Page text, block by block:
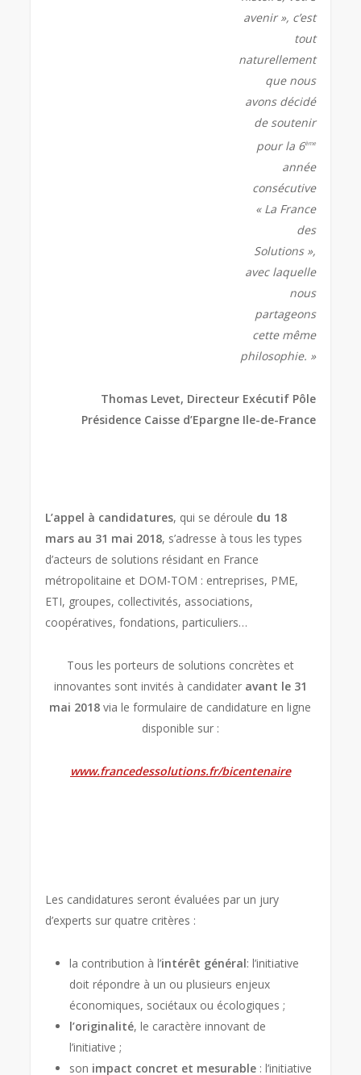
avenir », c’est
tout
naturellement
que nous
avons décidé
de soutenir
pour la 6ème
année
consécutive
« La France
des
Solutions »,
avec laquelle
nous
partageons
cette même
philosophie. »
Thomas Levet, Directeur Exécutif Pôle
Présidence Caisse d’Epargne Ile-de-France
L’appel à candidatures, qui se déroule du 18
mars au 31 mai 2018, s’adresse à tous les types
d’acteurs de solutions résidant en France
métropolitaine et DOM-TOM : entreprises, PME,
ETI, groupes, collectivités, associations,
coopératives, fondations, particuliers…
Tous les porteurs de solutions concrètes et
innovantes sont invités à candidater avant le 31
mai 2018 via le formulaire de candidature en ligne
disponible sur :
www.francedessolutions.fr/bicentenaire
Les candidatures seront évaluées par un jury
d’experts sur quatre critères :
la contribution à l’intérêt général: l’initiative
doit répondre à un ou plusieurs enjeux
économiques, sociétaux ou écologiques ;
l’originalité, le caractère innovant de
l’initiative ;
son impact concret et mesurable : l’initiative